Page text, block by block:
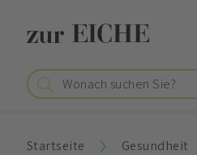
Startseite
Gesundheit